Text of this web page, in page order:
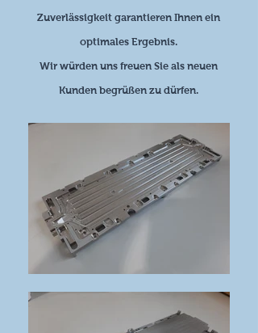
Zuverlässigkeit garantieren Ihnen ein
optimales Ergebnis.
Wir würden uns freuen Sie als neuen
Kunden begrüßen zu dürfen.